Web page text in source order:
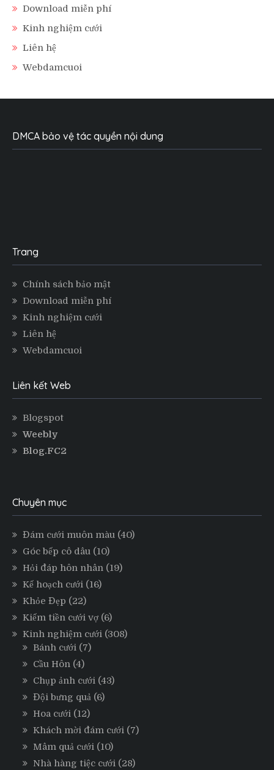
Download miễn phí
Kinh nghiệm cưới
Liên hệ
Webdamcuoi
DMCA bảo vệ tác quyền nội dung
Trang
Chính sách bảo mật
Download miễn phí
Kinh nghiệm cưới
Liên hệ
Webdamcuoi
Liên kết Web
Blogspot
Weebly
Blog.FC2
Chuyên mục
Đám cưới muôn màu (40)
Góc bếp cô dâu (10)
Hỏi đáp hôn nhân (19)
Kế hoạch cưới (16)
Khỏe Đẹp (22)
Kiếm tiền cưới vợ (6)
Kinh nghiệm cưới (308)
Bánh cưới (7)
Cầu Hôn (4)
Chụp ảnh cưới (43)
Đội bưng quả (6)
Hoa cưới (12)
Khách mời đám cưới (7)
Mâm quả cưới (10)
Nhà hàng tiệc cưới (28)